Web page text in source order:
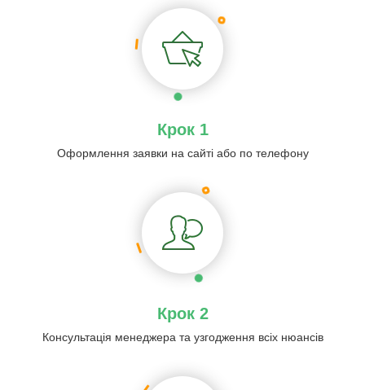
Крок 1
Оформлення заявки на сайті або по телефону
Крок 2
Консультація менеджера та узгодження всіх нюансів